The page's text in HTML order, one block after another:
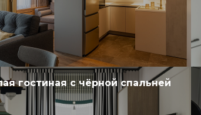
гостиная с чёрной спальней